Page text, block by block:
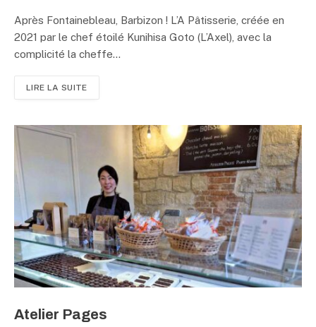
Après Fontainebleau, Barbizon ! L’A Pâtisserie, créée en
2021 par le chef étoilé Kunihisa Goto (L’Axel), avec la
complicité la cheffe…
LIRE LA SUITE
Atelier Pages